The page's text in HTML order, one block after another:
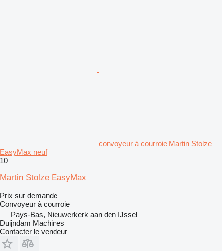
convoyeur à courroie Martin Stolze
EasyMax neuf
10
Martin Stolze EasyMax
Prix sur demande
Convoyeur à courroie
Pays-Bas, Nieuwerkerk aan den IJssel
Duijndam Machines
Contacter le vendeur